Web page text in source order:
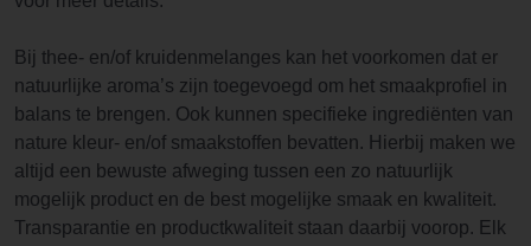
Bij thee- en/of kruidenmelanges kan het voorkomen dat er
natuurlijke aroma’s zijn toegevoegd om het smaakprofiel in
balans te brengen. Ook kunnen specifieke ingrediënten van
nature kleur- en/of smaakstoffen bevatten. Hierbij maken we
altijd een bewuste afweging tussen een zo natuurlijk
mogelijk product en de best mogelijke smaak en kwaliteit.
Transparantie en productkwaliteit staan daarbij voorop. Elk